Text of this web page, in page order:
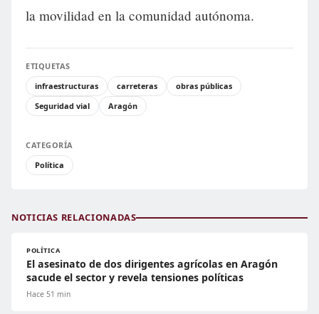
la movilidad en la comunidad autónoma.
ETIQUETAS
infraestructuras
carreteras
obras públicas
Seguridad vial
Aragón
CATEGORÍA
Política
NOTICIAS RELACIONADAS
POLÍTICA
El asesinato de dos dirigentes agrícolas en Aragón
sacude el sector y revela tensiones políticas
Hace 51 min